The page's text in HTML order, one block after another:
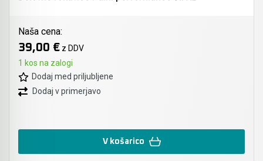
Naša cena:
39,00 € z DDV
1 kos na zalogi
Dodaj med priljubljene
Dodaj v primerjavo
V košarico